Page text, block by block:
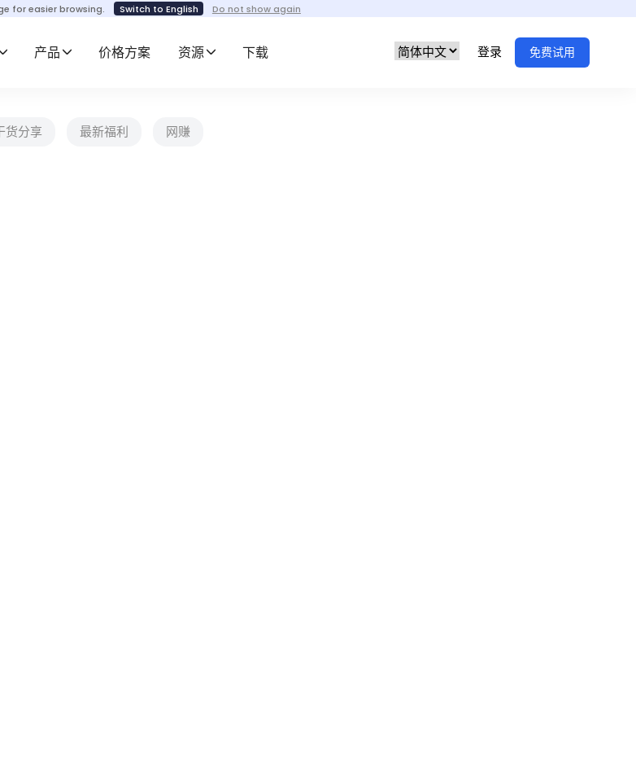
for easier browsing. Switch to English Do not show again
产品 价格方案 资源 下载 登录 免费试用
货分享 最新福利 网赚